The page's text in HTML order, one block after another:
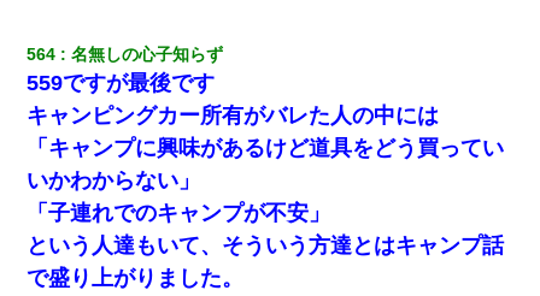
最近うちの庭に知らない男の人がしょっちゅう入ってくる。それ
を職場で愚痴ったら、同僚男性が怒鳴りつけてきた。
ずっとニートだと思ってた同居の義弟が投資で旦那より稼いでる
とか知らなかった…
【悲報】姉と入浴中に大きくなってしまった結果ｗｗｗｗｗｗｗ
ｗ
564 名無しの心子知らず
559ですが最後です
キャンピングカー所有がバレた人の中には
「キャンプに興味があるけど道具をどう買ってい
いかわからない」
「子連れでのキャンプが不安」
という人達もいて、そういう方達とはキャンプ話
で盛り上がりました。